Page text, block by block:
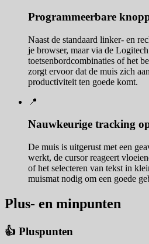
Programmeerbare
Naast de standaard linker- en
je browser, maar via de
toetsenbordcombinaties of het
zorgt ervoor dat de muis zich
productiviteit ten goede komt.
📍
Nauwkeurige tracking
De muis is uitgerust met een
werkt, de cursor reageert
of het selecteren van tekst in
muismat nodig om een goede
Plus- en minpunten
👍 Pluspunten